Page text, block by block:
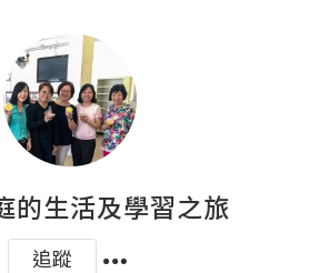
的生活及學習之旅
追蹤